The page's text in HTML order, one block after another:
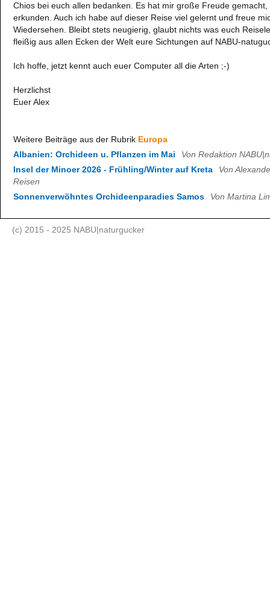
Chios bei euch allen bedanken. Es hat mir große Freude
erkunden. Auch ich habe auf dieser Reise viel gelernt und freue
Wiedersehen. Bleibt stets neugierig, glaubt nichts was euch
fleißig aus allen Ecken der Welt eure Sichtungen auf NABU-
Ich hoffe, jetzt kennt auch euer Computer all die Arten ;-)
Herzlichst
Euer Alex
Weitere Beiträge aus der Rubrik Europa
Albanien: Orchideen u. Pflanzen im Mai
Von Redaktion
Insel der Minoer 2026 - Frühling/Winter auf Kreta
Von
Reisen
Sonnenverwöhntes Orchideenparadies Samos
Von Martina
(c) 2015 - 2025 NABU|naturgucker